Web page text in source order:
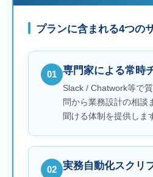
プランに含まれる4つの
01 専門家による常時
Slack / Chatwork等で
問から業務設計の相談
聞ける体制を提供しま
02 実務自動化スクリ